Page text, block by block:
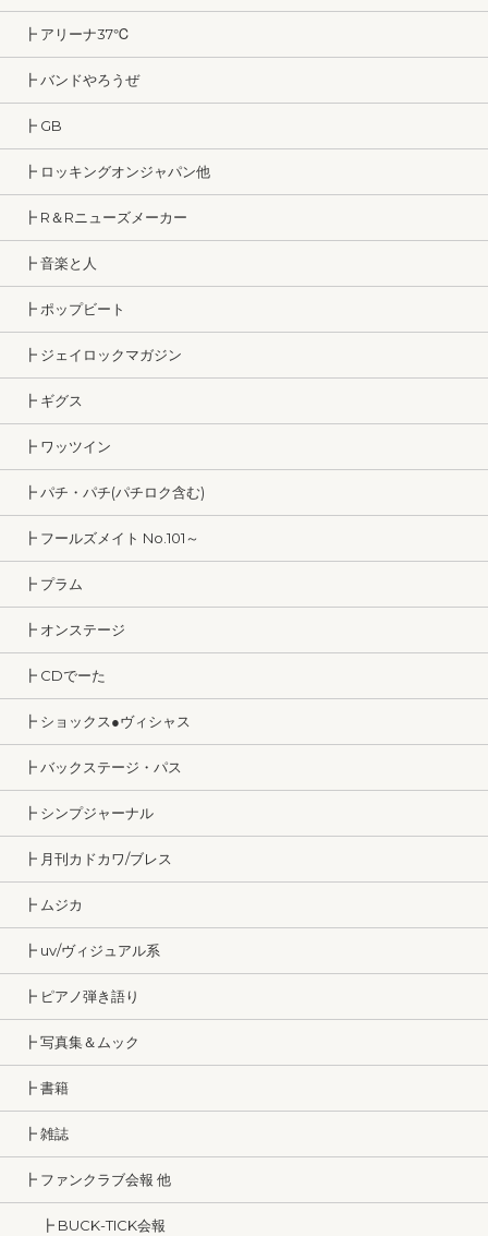
┣ アリーナ37℃
┣ バンドやろうぜ
┣ GB
┣ ロッキングオンジャパン他
┣ R＆Rニューズメーカー
┣ 音楽と人
┣ ポップビート
┣ ジェイロックマガジン
┣ ギグス
┣ ワッツイン
┣ パチ・パチ(パチロク含む)
┣ フールズメイト No.101～
┣ プラム
┣ オンステージ
┣ CDでーた
┣ ショックス●ヴィシャス
┣ バックステージ・パス
┣ シンプジャーナル
┣ 月刊カドカワ/ブレス
┣ ムジカ
┣ uv/ヴィジュアル系
┣ ピアノ弾き語り
┣ 写真集＆ムック
┣ 書籍
┣ 雑誌
┣ ファンクラブ会報 他
┣ BUCK-TICK会報